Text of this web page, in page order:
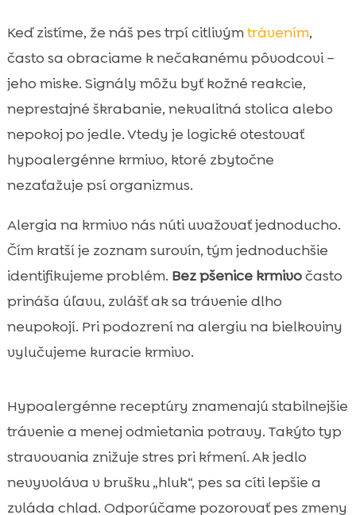
Keď zistíme, že náš pes trpí citlivýmtrávením,
často sa obraciame k nečakanému pôvodcovi –
jeho miske. Signály môžu byť kožné reakcie,
neprestajné škrabanie, nekvalitná stolica alebo
nepokoj po jedle. Vtedy je logické otestovať
hypoalergénne krmivo, ktoré zbytočne
nezaťažuje psí organizmus.
Alergia na krmivo nás núti uvažovať jednoducho.
Čím kratší je zoznam surovín, tým jednoduchšie
identifikujeme problém. Bez pšenice krmivočasto
prináša úľavu, zvlášť ak sa trávenie dlho
neupokojí. Pri podozrení na alergiu na bielkoviny
vylučujeme kuracie krmivo.
Hypoalergénne receptúry znamenajú stabilnejšie
trávenie a menej odmietania potravy. Takýto typ
stravovania znižuje stres pri kŕmení. Ak jedlo
nevyvoláva v brušku „hluk“, pes sa cíti lepšie a
zvláda chlad. Odporúčame pozorovať pes zmeny